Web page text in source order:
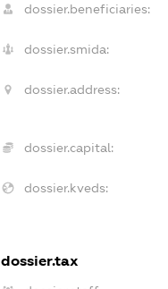
dossier.beneficiaries:
dossier.smida:
dossier.address:
dossier.capital:
dossier.kveds:
dossier.tax